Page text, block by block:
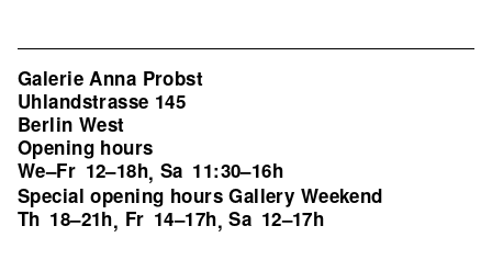
Galerie Anna Probst
Uhlandstrasse 145
Berlin West
Opening hours
We–Fr 12–18h, Sa 11:30–16h
Special opening hours Gallery Weekend
Th 18–21h, Fr 14–17h,Sa 12–17h